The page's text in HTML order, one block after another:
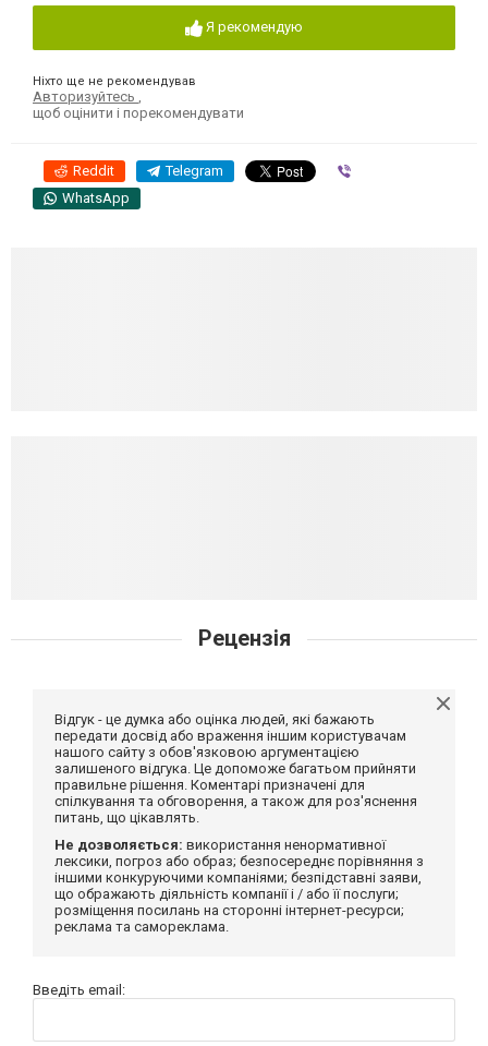
Я рекомендую
Ніхто ще не рекомендував
Авторизуйтесь
щоб оцінити і порекомендувати
Reddit Telegram
WhatsApp
Рецензія
Відгук - це думка або оцінка людей, які бажають
передати досвід або враження іншим користувачам
нашого сайту з обов'язковою аргументацією
залишеного відгука. Це допоможе багатьом прийняти
правильне рішення. Коментарі призначені для
спілкування та обговорення, а також для роз'яснення
питань, що цікавлять.
Не дозволяється: використання ненормативної
лексики, погроз або образ; безпосереднє порівняння з
іншими конкуруючими компаніями; безпідставні заяви,
що ображають діяльність компанії і / або її послуги;
розміщення посилань на сторонні інтернет-ресурси;
реклама та самореклама.
Введіть email: